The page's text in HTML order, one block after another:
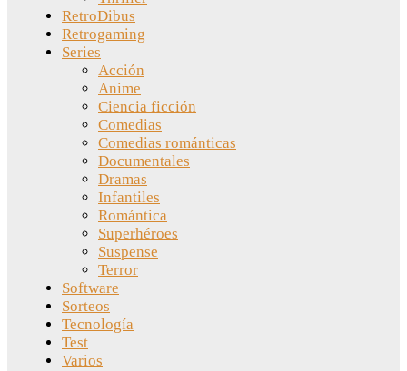
RetroDibus
Retrogaming
Series
Acción
Anime
Ciencia ficción
Comedias
Comedias románticas
Documentales
Dramas
Infantiles
Romántica
Superhéroes
Suspense
Terror
Software
Sorteos
Tecnología
Test
Varios